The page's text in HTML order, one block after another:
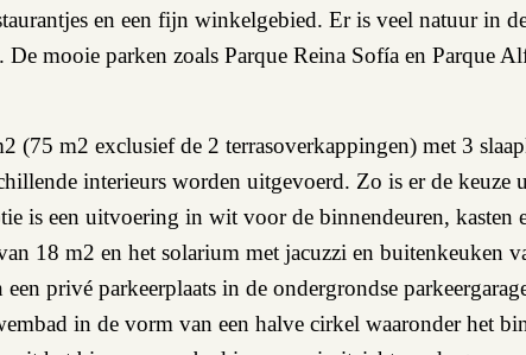
en een fijn winkelgebied. Er is veel natuur in
mooie parken zoals Parque Reina Sofía en Parque
(75 m2 exclusief de 2 terrasoverkappingen) met 3
interieurs worden uitgevoerd. Zo is er de keuze
is een uitvoering in wit voor de binnendeuren,
18 m2 en het solarium met jacuzzi en buitenkeuken
privé parkeerplaats in de ondergrondse
in de vorm van een halve cirkel waaronder het